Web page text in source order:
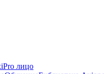
лицо